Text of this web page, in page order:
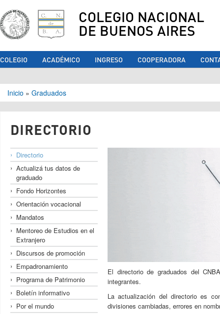
COLEGIO NACIONAL
DE BUENOS AIRES
COLEGIO ACADÉMICO INGRESO COOPERADORA
Se encuentra usted aquí
Inicio » Graduados
DIRECTORIO
Directorio
Actualizá tus datos de
graduado
Fondo Horizontes
Orientación vocacional
Mandatos
Mentoreo de Estudios en el
Extranjero
Discursos de promoción
Empadronamiento
Programa de Patrimonio
Boletín informativo
Por el mundo
El directorio de graduados del
integrantes.
La actualización del directorio es
divisiones cambiadas, errores en